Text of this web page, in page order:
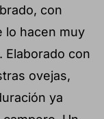
con
lo hacen muy
Elaborado con
ovejas,
ya